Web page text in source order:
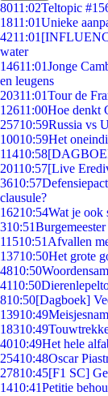
8011:02Teltopic
1811:01Unieke
4211:01
water
14611:01Jonge
en leugens
20311:01Tour de
12611:00Hoe denkt
25710:59Russia vs
10010:59Het
11410:58
20110:57[Live
3610:57
clausule?
16210:54Wat je ook
310:51
11510:51 Afvallen
13710:50Het grote
4810:50
4110:50
810:50[Dagboek]
13910:49
18310:49
4010:49Het hele
25410:48Oscar
27810:45[F1 SC]
1410:41Petitie